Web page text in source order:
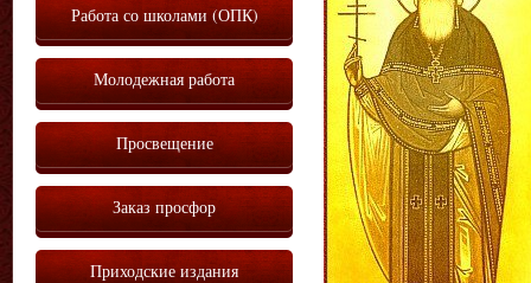
Работа со школами (ОПК)
Молодежная работа
Просвещение
Заказ просфор
Приходские издания